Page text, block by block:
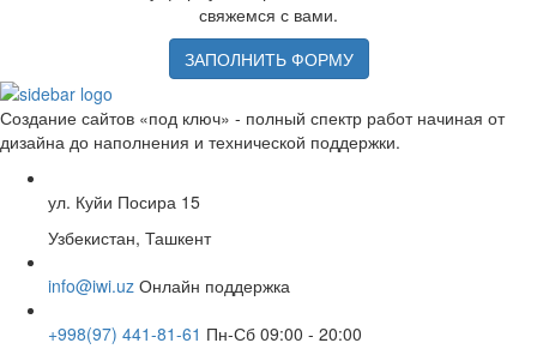
свяжемся с вами.
ЗАПОЛНИТЬ ФОРМУ
Создание сайтов «под ключ» - полный спектр работ начиная от
дизайна до наполнения и технической поддержки.
ул. Куйи Посира 15
Узбекистан, Ташкент
info@iwi.uz Онлайн поддержка
+998(97) 441-81-61 Пн-Сб 09:00 - 20:00